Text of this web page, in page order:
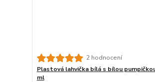
2 hodnocení
Plastová lahvička bílá s bílou
ml